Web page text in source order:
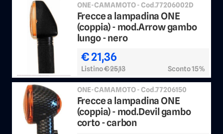
ONE-CAMAMOTO - Cod.77206002D
Frecce a lampadina ONE
(coppia) - mod.Arrow gambo
lungo - nero
€ 21,36
Listino€ 25,13 Sconto 15%
ONE-CAMAMOTO - Cod.77206150
Frecce a lampadina ONE
(coppia) - mod.Devil gambo
corto - carbon